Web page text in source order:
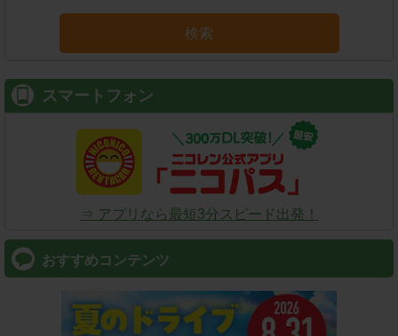
検索
スマートフォン
⇒ アプリなら最短3分スピード出発！
おすすめコンテンツ